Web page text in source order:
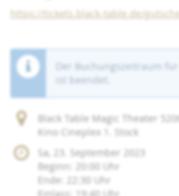
https://tickets.black-table.de/
Der Buchungszeitraum
ist beendet.
Black Table Magic Theater
Kino Cineplex 1. Stock
Sa, 23. September 2023
Beginn:
20:00
Uhr
Ende:
22:30
Uhr